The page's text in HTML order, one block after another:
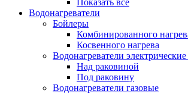
Показать все
Водонагреватели
Бойлеры
Комбинированного
Косвенного нагрева
Водонагреватели
Над раковиной
Под раковину
Водонагреватели газовые